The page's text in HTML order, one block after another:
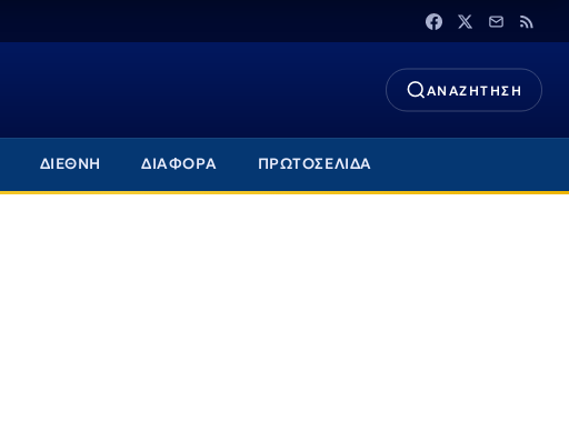
ΑΝΑΖΗΤΗΣΗ
ΔΙΕΘΝΗ ΔΙΑΦΟΡΑ ΠΡΩΤΟΣΕΛΙΔΑ